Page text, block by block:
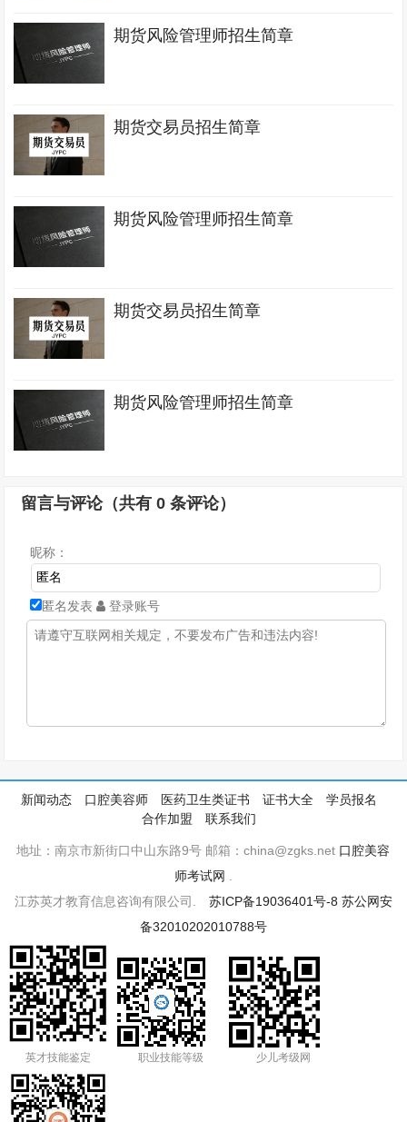
期货风险管理师招生简章
期货交易员招生简章
期货风险管理师招生简章
期货交易员招生简章
期货风险管理师招生简章
留言与评论（共有0 条评论）
昵称：
匿名发表 登录账号
新闻动态 口腔美容师 医药卫生类证书 证书大全
学员报名
合作加盟
联系我们
地址：南京市新街口中山东路9号 邮箱：china@zgks.net 口腔美容
师考试网
江苏英才教育信息咨询有限公司. 苏ICP备19036401号-8 苏公网安
备32010202010788号
英才技能鉴定 职业技能等级 少儿考级网